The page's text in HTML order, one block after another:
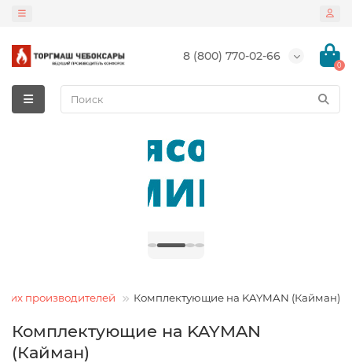
8 (800) 770-02-66
0
производителей Комплектующие на KAYMAN (Кайман)
Комплектующие на KAYMAN
(Кайман)